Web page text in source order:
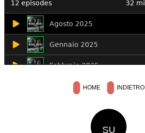
HOME INDIETRO
SU